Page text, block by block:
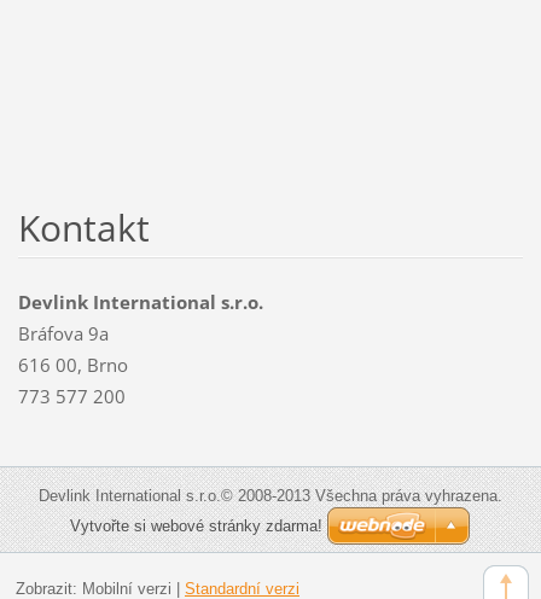
Kontakt
Devlink International s.r.o.
Bráfova 9a
616 00, Brno
773 577 200
Devlink International s.r.o.© 2008-2013 Všechna práva vyhrazena.
Vytvořte si webové stránky zdarma!
Zobrazit: Mobilní verzi Standardní verzi